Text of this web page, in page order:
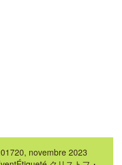
20, novembre 2023